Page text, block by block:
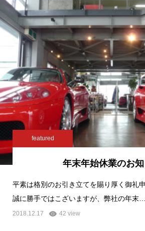
featured
年末年始休業のお
平素は格別のお引き立てを賜り厚く御礼
誠に勝手ではこざいますが、弊社の年末…
2018.12.17 42 view